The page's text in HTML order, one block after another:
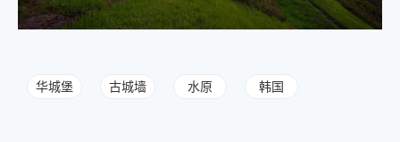
华城堡 古城墙 水原 韩国